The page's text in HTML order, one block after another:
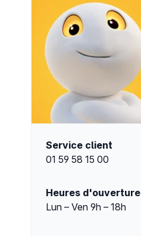
Service client
01 59 58 15 00
Heures d'ouverture
Lun – Ven 9h – 18h